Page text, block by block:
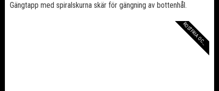
Gängtapp med spiralskurna skär för gängning av bottenhål.
H
L